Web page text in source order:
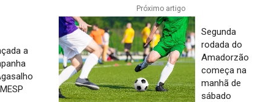
a
Próximo artigo
Segunda
rodada do
Amadorzão
começa na
manhã de
sábado